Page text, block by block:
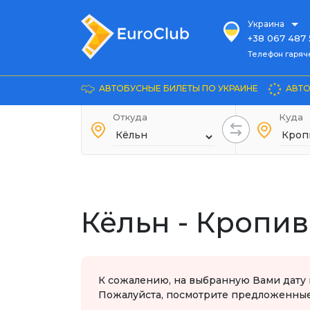
Украина
+38 067 487
Телефон гарячей
Довідка
+38 044 486
+38 067 240
+38 093 153
Телефон
АВТОБУСНЫЕ БИЛЕТЫ ПО УКРАИНЕ
Откуда Куда
Кёльн -
К сожалению, на выбранную Вами дату
Пожалуйста, посмотрите